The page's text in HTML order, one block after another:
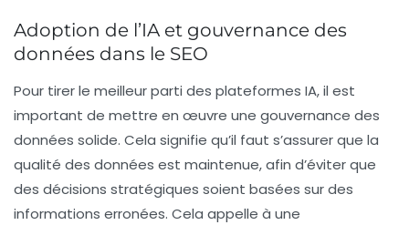
Adoption de l’IA et gouvernance des
données dans le SEO
Pour tirer le meilleur parti des plateformes IA, il est
important de mettre en œuvre une gouvernance des
données solide. Cela signifie qu’il faut s’assurer que la
qualité des données est maintenue, afin d’éviter que
des décisions stratégiques soient basées sur des
informations erronées. Cela appelle à une